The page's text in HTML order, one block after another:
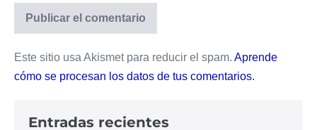
Este sitio usa Akismet para reducir el spam. Aprende
cómo se procesan los datos de tus comentarios.
Entradas recientes